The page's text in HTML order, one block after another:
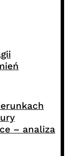
– analiza